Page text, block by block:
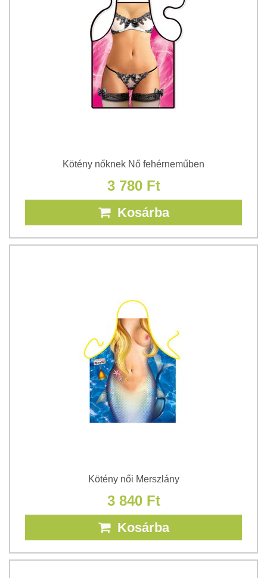
Kötény nőknek Nő fehérneműben
3 780 Ft
Kosárba
Kötény női Merszlány
3 840 Ft
Kosárba